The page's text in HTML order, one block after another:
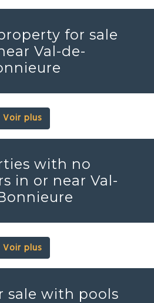
for sale
Val-de-
Voir plus
with no
in or near Val-
Voir plus
sale with pools